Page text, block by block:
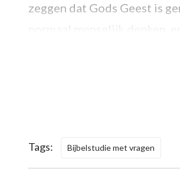
zeggen dat Gods Geest is
normaal menselijk denken,
onder de mensen. Dit
stem uitdrukken en de
goddelijkheid heeft.
en is, Gods almacht en
Tags: Bijbelstudie met vragen